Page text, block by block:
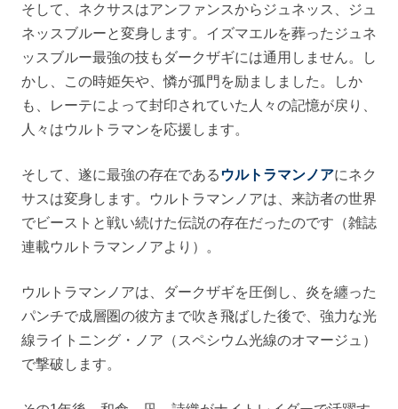
そして、ネクサスはアンファンスからジュネッス、ジュ
ネッスブルーと変身します。イズマエルを葬ったジュネ
ッスブルー最強の技もダークザギには通用しません。し
かし、この時姫矢や、憐が孤門を励ましました。しか
も、レーテによって封印されていた人々の記憶が戻り、
人々はウルトラマンを応援します。
そして、遂に最強の存在である ウルトラマンノアにネク
サスは変身します。ウルトラマンノアは、来訪者の世界
でビーストと戦い続けた伝説の存在だったのです（雑誌
連載ウルトラマンノアより）。
ウルトラマンノアは、ダークザギを圧倒し、炎を纏った
パンチで成層圏の彼方まで吹き飛ばした後で、強力な光
線ライトニング・ノア（スペシウム光線のオマージュ）
で撃破します。